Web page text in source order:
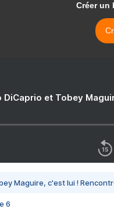
Créer un
DiCaprio et Tobey
Maguire, c'est lui !
6